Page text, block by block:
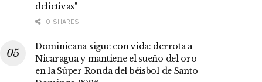
delictivas"
0 SHARES
Dominicana sigue con vida: derrota a
Nicaragua y mantiene el sueño del oro
en la Súper Ronda del béisbol de Santo